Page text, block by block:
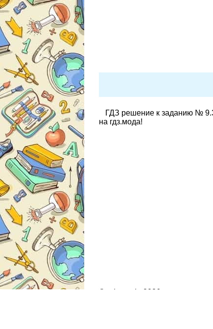
ГДЗ решение к заданию №
на гдз.мода!
© gdz.moda 2026